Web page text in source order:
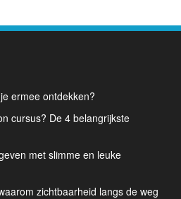
ermee ontdekken?
cursus? De 4 belangrijkste
met slimme en leuke
zichtbaarheid langs de weg